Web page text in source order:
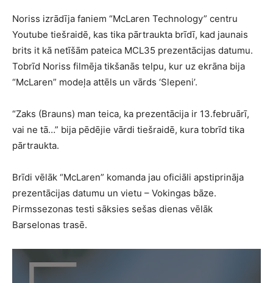
Noriss izrādīja faniem “McLaren Technology” centru
Youtube tiešraidē, kas tika pārtraukta brīdī, kad jaunais
brits it kā netīšām pateica MCL35 prezentācijas datumu.
Tobrīd Noriss filmēja tikšanās telpu, kur uz ekrāna bija
“McLaren” modeļa attēls un vārds ‘Slepeni’.
“Zaks (Brauns) man teica, ka prezentācija ir 13.februārī,
vai ne tā…” bija pēdējie vārdi tiešraidē, kura tobrīd tika
pārtraukta.
Brīdi vēlāk “McLaren” komanda jau oficiāli apstiprināja
prezentācijas datumu un vietu – Vokingas bāze.
Pirmssezonas testi sāksies sešas dienas vēlāk
Barselonas trasē.